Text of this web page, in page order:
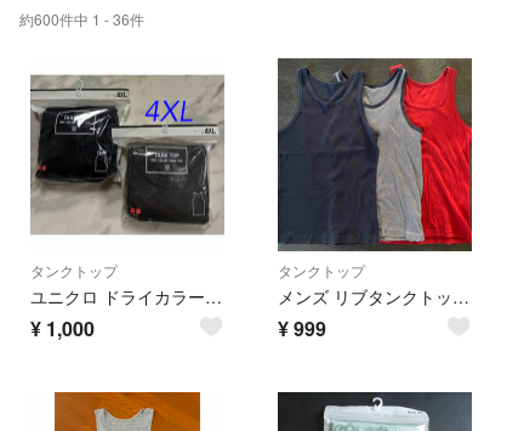
約600件中 1 - 36件
タンクトップ
ユニクロ ドライカラー タンクトップ 2枚セット サイズ4XL
¥ 1,000
タンクトップ
メンズ リブタンクトップ 3枚セット
¥999